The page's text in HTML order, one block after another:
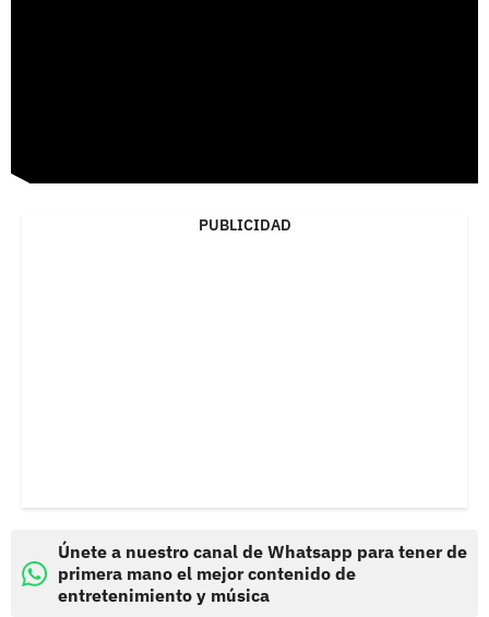
PUBLICIDAD
Únete a nuestro canal de Whatsapp para tener de
primera mano el mejor contenido de
entretenimiento y música